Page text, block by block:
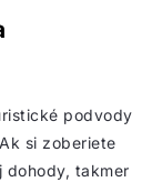
podvody
si zoberiete
takmer